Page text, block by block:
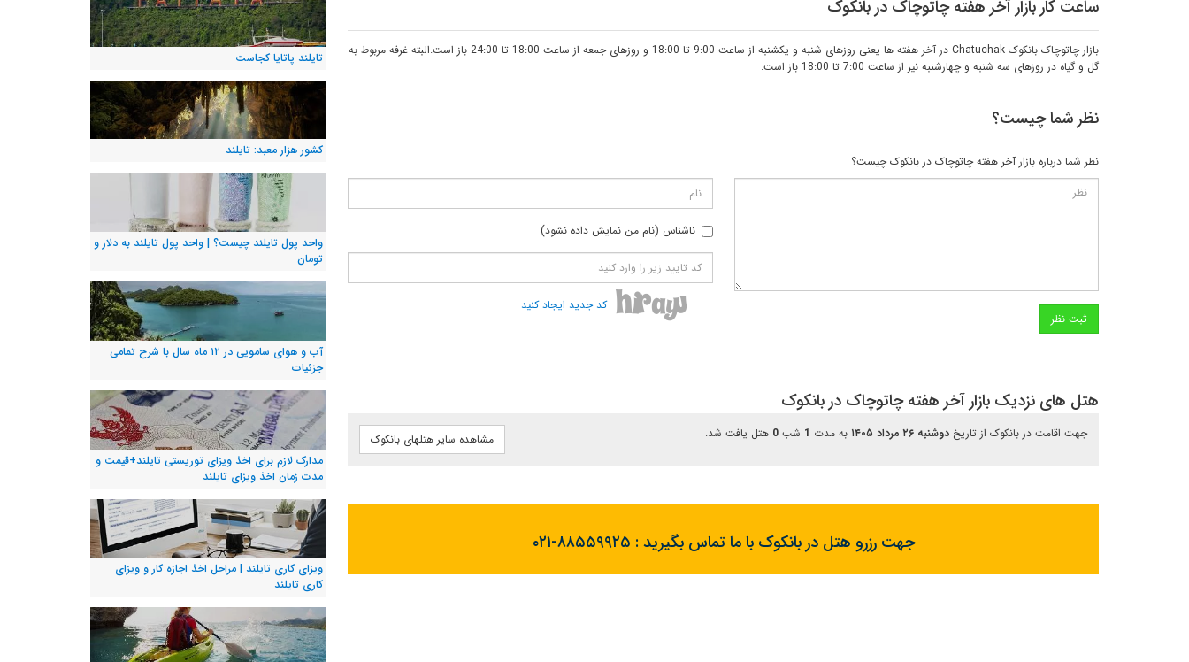
ساعت کار بازار آخر هفته چاتوچاک در بانکوک
بازار چاتوچاک بانکوک Chatuchak در آخر هفته ها یعنی روزهای شنبه و یکشنبه از ساعت 9:00 تا 18:00 و روزهای جمعه از ساعت 18:00 تا 24:00 باز است.البته غرفه مربوط به
گل و گیاه در روزهای سه شنبه و چهارشنبه نیز از ساعت 7:00 تا 18:00 باز است.
نظر شما چیست؟
نظر شما درباره بازار آخر هفته چاتوچاک در بانکوک چیست؟
ناشناس (نام من نمایش داده نشود)
کد جدید ایجاد کنید
هتل های نزدیک بازار آخر هفته چاتوچاک در بانکوک
جهت اقامت در بانکوک از تاریخ دوشنبه ۲۶ مرداد ۱۴۰۵ به مدت 1 شب 0 هتل یافت شد. مشاهده سایر هتلهای بانکوک
جهت رزرو هتل در بانکوک با ما تماس بگیرید : ۰۲۱-۸۸۵۵۹۹۲۵
تایلند پاتایا کجاست
کشور هزار معبد: تایلند
واحد پول تایلند چیست؟ | واحد پول تایلند به دلار و
تومان
آب و هوای سامویی در ۱۲ ماه سال با شرح تمامی
جزئیات
مدارک لازم برای اخذ ویزای توریستی تایلند+قیمت و
مدت زمان اخذ ویزای تایلند
ویزای کاری تایلند | مراحل اخذ اجازه کار و ویزای
کاری تایلند